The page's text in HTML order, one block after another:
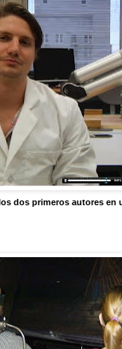
dos primeros autores en